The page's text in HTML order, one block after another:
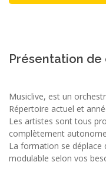
Présentation
Musiclive, est un
Répertoire actuel et
Les artistes sont tous
complètement
La formation se déplace
modulable selon vos